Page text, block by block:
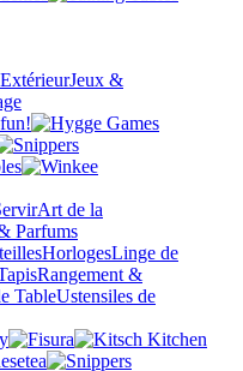
Jeux &
Art de la
Parfums
HorlogesLinge de
Rangement &
TableUstensiles de